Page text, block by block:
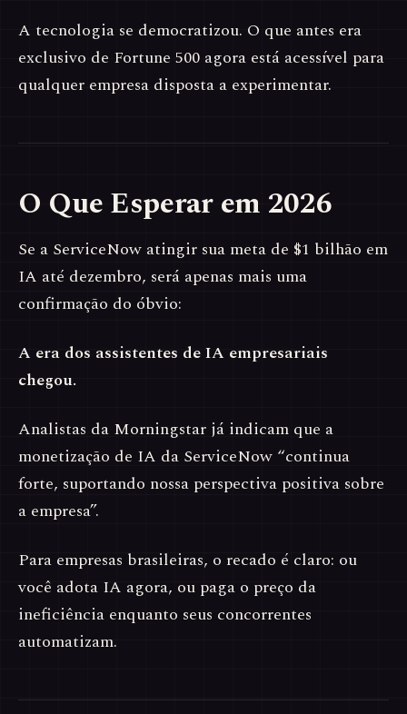
A tecnologia se democratizou. O que antes era
exclusivo de Fortune 500 agora está acessível para
qualquer empresa disposta a experimentar.
O Que Esperar em 2026
Se a ServiceNow atingir sua meta de $1 bilhão em
IA até dezembro, será apenas mais uma
confirmação do óbvio:
A era dos assistentes de IA empresariais
chegou.
Analistas da Morningstar já indicam que a
monetização de IA da ServiceNow “continua
forte, suportando nossa perspectiva positiva sobre
a empresa”.
Para empresas brasileiras, o recado é claro: ou
você adota IA agora, ou paga o preço da
ineficiência enquanto seus concorrentes
automatizam.